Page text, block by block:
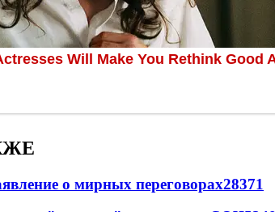
о мирных переговорах28371